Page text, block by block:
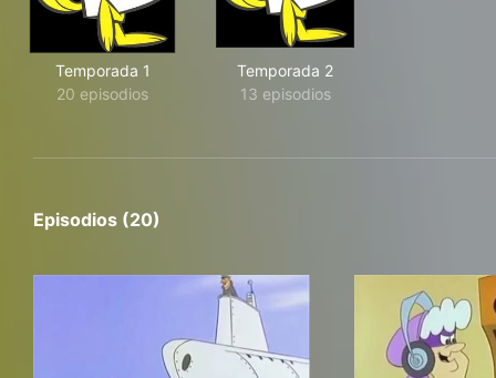
Temporada 1
20 episodios
Temporada 2
13 episodios
Episodios (20)